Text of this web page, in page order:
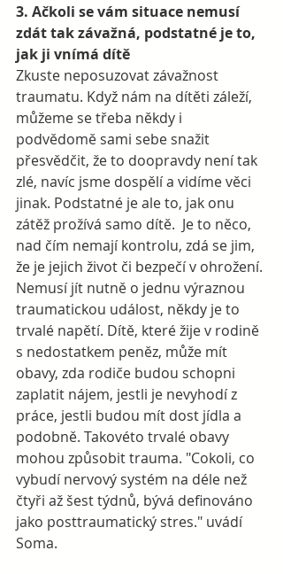
3. Ačkoli se vám situace nemusí
zdát tak závažná, podstatné je to,
jak ji vnímá dítě
Zkuste neposuzovat závažnost
traumatu. Když nám na dítěti záleží,
můžeme se třeba někdy i
podvědomě sami sebe snažit
přesvědčit, že to doopravdy není tak
zlé, navíc jsme dospělí a vidíme věci
jinak. Podstatné je ale to, jak onu
zátěž prožívá samo dítě.  Je to něco,
nad čím nemají kontrolu, zdá se jim,
že je jejich život či bezpečí v ohrožení.
Nemusí jít nutně o jednu výraznou
traumatickou událost, někdy je to
trvalé napětí. Dítě, které žije v rodině
s nedostatkem peněz, může mít
obavy, zda rodiče budou schopni
zaplatit nájem, jestli je nevyhodí z
práce, jestli budou mít dost jídla a
podobně. Takovéto trvalé obavy
mohou způsobit trauma. "Cokoli, co
vybudí nervový systém na déle než
čtyři až šest týdnů, bývá definováno
jako posttraumatický stres." uvádí
Soma.